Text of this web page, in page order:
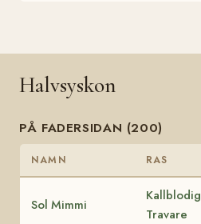
Halvsyskon
PÅ FADERSIDAN (200)
NAMN RAS
Sol Mimmi
Kallblodig
Travare